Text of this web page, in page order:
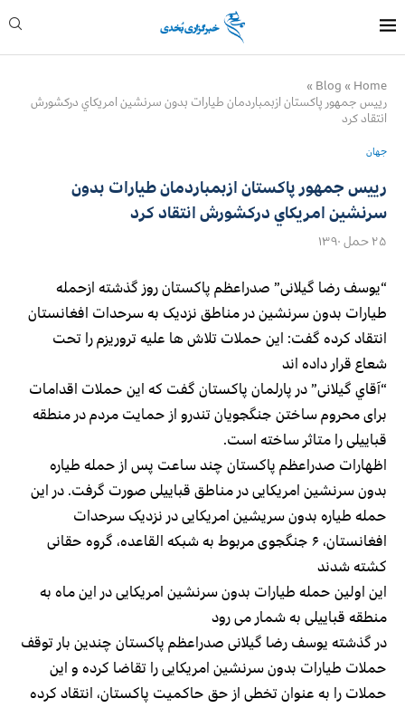
Home
»
Blog
»
رییس جمهور پاکستان ازبمباردمان طيارات بدون سرنشين امريكاي دركشورش
انتقاد كرد
جهان
رییس جمهور پاکستان ازبمباردمان طيارات بدون
سرنشين امريكاي دركشورش انتقاد كرد
۲۵ حمل ۱۳۹۰
“یوسف رضا گیلانی” صدراعظم پاکستان روز گذشته ازحمله
طیارات بدون سرنشين در مناطق نزدیک به سرحدات افغانستان
انتقاد کرده گفت: این حملات تلاش ها علیه تروریزم را تحت
شعاع قرار داده اند
“آقاي گیلانی” در پارلمان پاکستان گفت که این حملات اقدامات
برای محروم ساختن جنگجویان تندرو از حمایت مردم در منطقه
قباییلی را متاثر ساخته است.
اظهارات صدراعظم پاکستان چند ساعت پس از حمله طیاره
بدون سرنشين امریکایی در مناطق قباییلی صورت گرفت. در این
حمله طیاره بدون سريشين امریکایی در نزدیک سرحدات
افغانستان، ۶ جنگجوی مربوط به شبکه القاعده، گروه حقانی
کشته شدند
این اولین حمله طیارات بدون سرنشين امریکایی در این ماه به
منطقه قباییلی به شمار می رود
در گذشته یوسف رضا گیلانی صدراعظم پاکستان چندین بار توقف
حملات طیارات بدون سرنشين امریکایی را تقاضا کرده و این
حملات را به عنوان تخطی از حق حاکمیت پاکستان، انتقاد کرده